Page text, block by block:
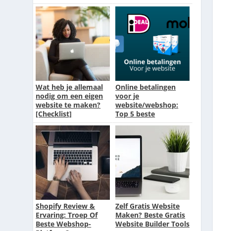
Wat heb je allemaal
nodig om een eigen
website te maken?
[Checklist]
Online betalingen
voor je
website/webshop:
Top 5 beste
systemen [2026]
Shopify Review &
Ervaring: Troep Of
Beste Webshop-
Zelf Gratis Website
Maken? Beste Gratis
Website Builder Tools